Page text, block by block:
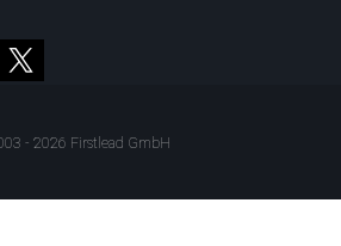
- 2026 Firstlead GmbH